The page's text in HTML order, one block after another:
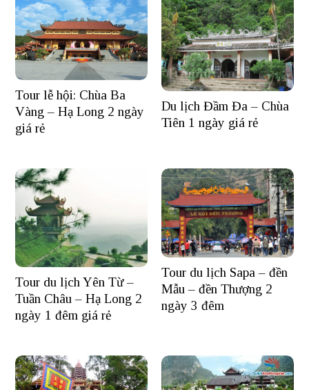
Tour lễ hội: Chùa Ba
Vàng – Hạ Long 2 ngày
giá rẻ
Du lịch Đầm Đa – Chùa
Tiên 1 ngày giá rẻ
Tour du lịch Yên Từ –
Tuần Châu – Hạ Long 2
ngày 1 đêm giá rẻ
Tour du lịch Sapa – đền
Mẫu – đền Thượng 2
ngày 3 đêm